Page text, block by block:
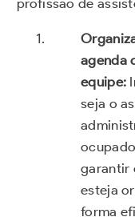
profissão de
agenda
equipe:
seja o
garantir
esteja
forma